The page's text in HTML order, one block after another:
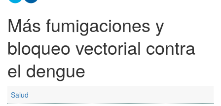
Más fumigaciones y
bloqueo vectorial contra
el dengue
Salud